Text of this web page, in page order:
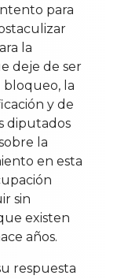
para
la
deje de ser
bloqueo, la
y de
diputados
la
en esta
sin
existen
años.
respuesta